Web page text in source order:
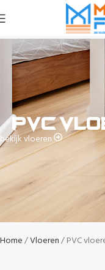
PVC
bekijk vloeren
Home Vloeren PVC